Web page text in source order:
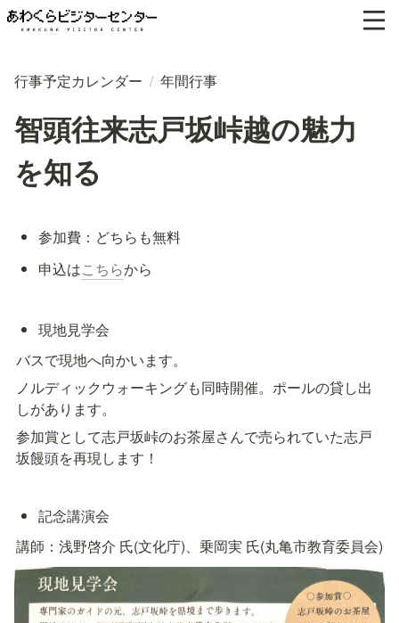
行事予定カレンダー / 年間行事
智頭往来志戸坂峠越の魅力
を知る
参加費：どちらも無料
申込はこちらから
現地見学会
バスで現地へ向かいます。
ノルディックウォーキングも同時開催。ポールの貸し出
しがあります。
参加賞として志戸坂峠のお茶屋さんで売られていた志戸
坂饅頭を再現します！
記念講演会
講師：浅野啓介 氏(文化庁)、乗岡実 氏(丸亀市教育委員会)